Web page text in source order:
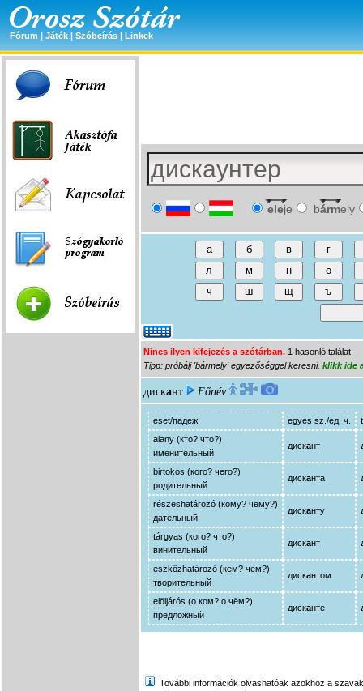
Fórum | Játék | Szóbeírás | Linkek
eleje bármely
Nincs ilyen kifejezés a szótárban. 1 hasonló találat:
Tipp: próbálj 'bármely' egyezőséggel keresni. klikk ide
дискант Főnév
eset/падеж egyes sz./ед. ч.
alany (кто? что?)
именительный
дискант
birtokos (кого? чего?)
родительный
дисканта
részeshatározó (кому? чему?)
дательный
дисканту
tárgyas (кого? что?)
винительный
дискант
eszközhatározó (кем? чем?)
творительный
дискантом
elöljárós (о ком? о чём?)
предложный
дисканте
További információk olvashatóak azokhoz a